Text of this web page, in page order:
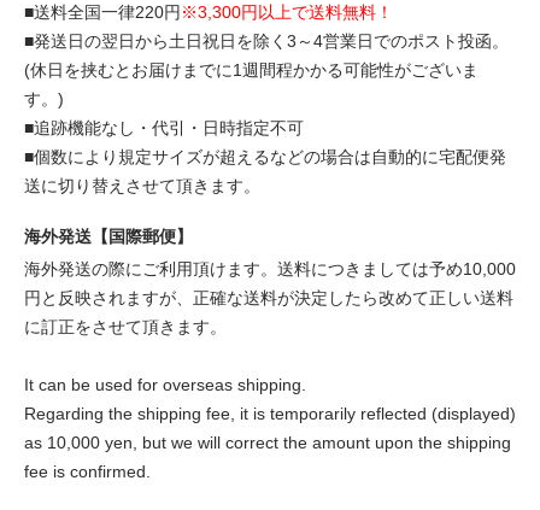
■送料全国一律220円 ※3,300円以上で送料無料！
■発送日の翌日から土日祝日を除く3～4営業日でのポスト投函。
(休日を挟むとお届けまでに1週間程かかる可能性がございま
す。)
■追跡機能なし・代引・日時指定不可
■個数により規定サイズが超えるなどの場合は自動的に宅配便発
送に切り替えさせて頂きます。
海外発送【国際郵便】
海外発送の際にご利用頂けます。送料につきましては予め10,000
円と反映されますが、正確な送料が決定したら改めて正しい送料
に訂正をさせて頂きます。
It can be used for overseas shipping.
Regarding the shipping fee, it is temporarily reflected (displayed)
as 10,000 yen, but we will correct the amount upon the shipping
fee is confirmed.